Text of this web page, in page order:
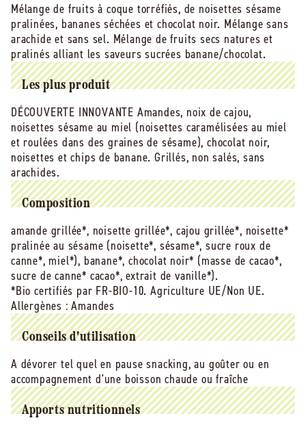
-
Mélange
torréfié
gourmand
Vrac
-
5kg
-
Mélange
torréfié
gourmand
Vrac
-
Mélange de fruits à coque torréfiés, de noisettes sésame
pralinées, bananes séchées et chocolat noir. Mélange sans
arachide et sans sel. Mélange de fruits secs natures et
pralinés alliant les saveurs sucrées banane/chocolat.
Les plus produit
DÉCOUVERTE INNOVANTE Amandes, noix de cajou,
noisettes sésame au miel (noisettes caramélisées au miel
et roulées dans des graines de sésame), chocolat noir,
noisettes et chips de banane. Grillés, non salés, sans
arachides.
Composition
amande grillée*, noisette grillée*, cajou grillée*, noisette*
pralinée au sésame (noisette*, sésame*, sucre roux de
canne*, miel*), banane*, chocolat noir* (masse de cacao*,
sucre de canne* cacao*, extrait de vanille*).
*Bio certifiés par FR-BIO-10. Agriculture UE/Non UE.
Allergènes : Amandes
Conseils d'utilisation
A dévorer tel quel en pause snacking, au goûter ou en
accompagnement d'une boisson chaude ou fraîche
Apports nutritionnels